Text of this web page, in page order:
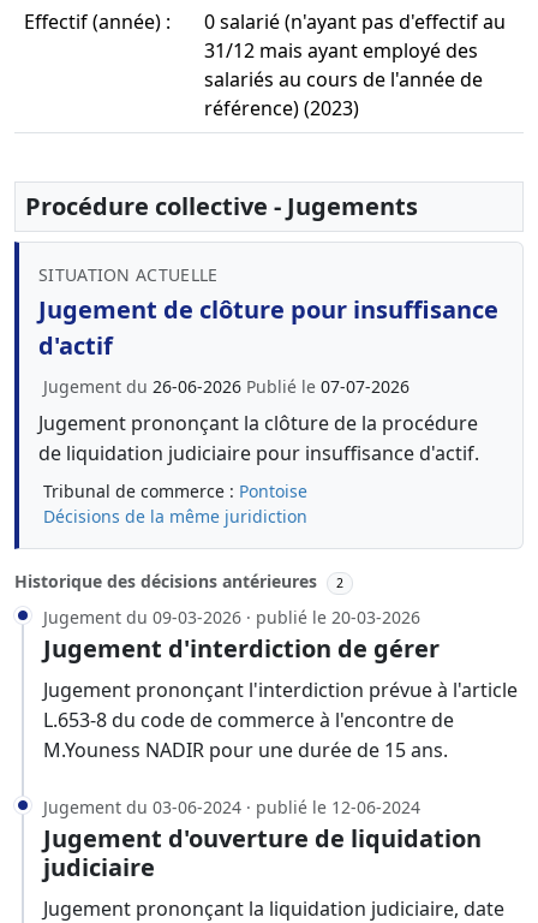
Effectif (année) :
0 salarié (n'ayant pas d'effectif au
31/12 mais ayant employé des
salariés au cours de l'année de
référence) (2023)
Procédure collective - Jugements
SITUATION ACTUELLE
Jugement de clôture pour insuffisance
d'actif
Jugement du 26-06-2026 Publié le 07-07-2026
Jugement prononçant la clôture de la procédure
de liquidation judiciaire pour insuffisance d'actif.
Tribunal de commerce : Pontoise
Décisions de la même juridiction
Historique des décisions antérieures 2
Jugement du 09-03-2026 · publié le 20-03-2026
Jugement d'interdiction de gérer
Jugement prononçant l'interdiction prévue à l'article
L.653-8 du code de commerce à l'encontre de
M.Youness NADIR pour une durée de 15 ans.
Jugement du 03-06-2024 · publié le 12-06-2024
Jugement d'ouverture de liquidation
judiciaire
Jugement prononçant la liquidation judiciaire, date